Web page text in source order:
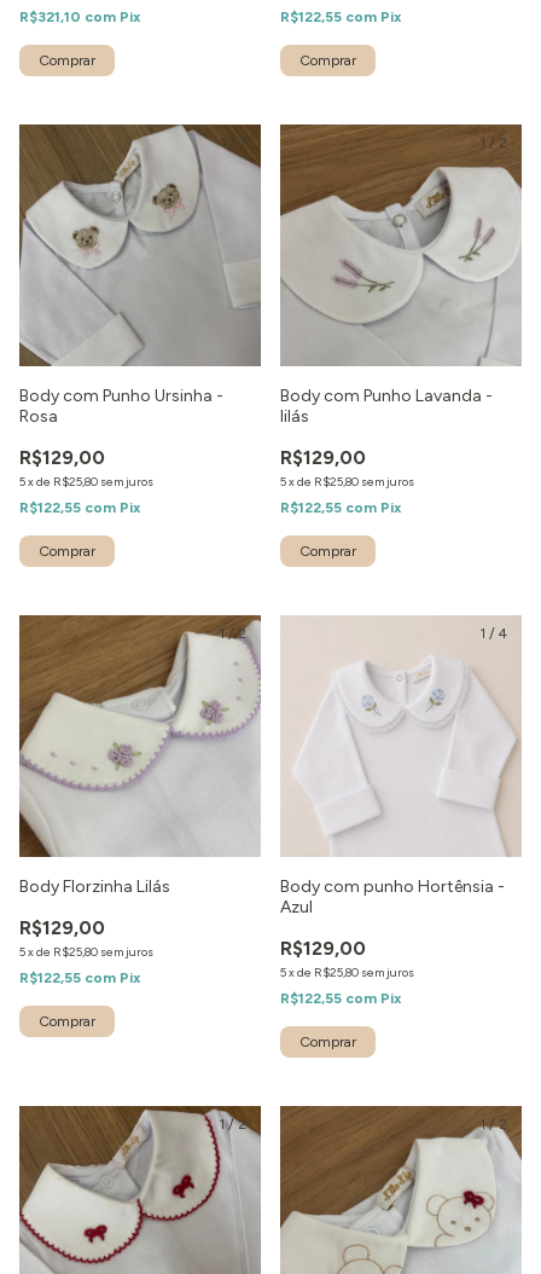
R$321,10 com Pix R$122,55 com Pix
1 / 7
Body com Punho Ursinha -
Rosa
R$129,00
5xde R$25,80 sem juros
R$122,55 com Pix
1 /2
Body com Punho Lavanda -
lilás
R$129,00
5xde R$25,80 sem juros
R$122,55 com Pix
1/2
Body Florzinha Lilás
R$129,00
5xde R$25,80 sem juros
R$122,55 com Pix
1 / 4
Body com punho Hortênsia -
Azul
R$129,00
5xde R$25,80 sem juros
R$122,55 com Pix
1/2 1/2